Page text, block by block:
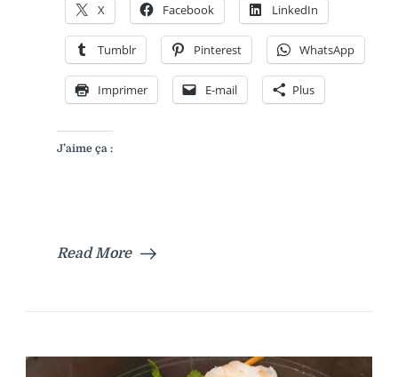
X Facebook LinkedIn
Tumblr Pinterest WhatsApp
Imprimer E-mail Plus
J’aime ça :
Read More